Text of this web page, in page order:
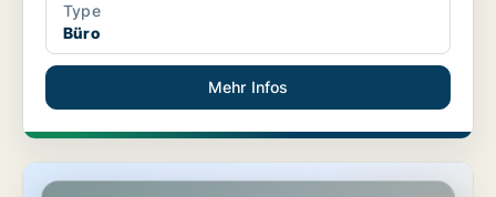
Type
Büro
Mehr Infos
Büro in Biedermannsdorf, Niederösterreich